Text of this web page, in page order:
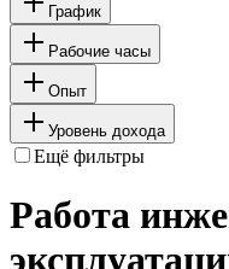
График
Рабочие часы
Опыт
Уровень дохода
Ещё фильтры
Работа